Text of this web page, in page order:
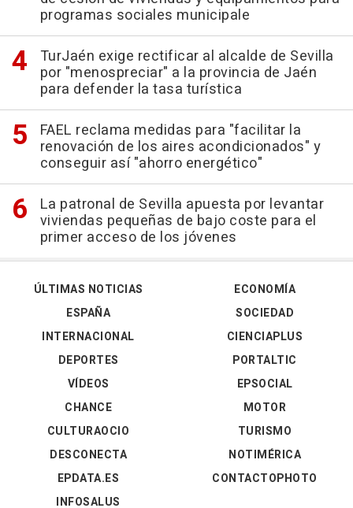
programas sociales municipale
TurJaén exige rectificar al alcalde de Sevilla
por "menospreciar" a la provincia de Jaén
para defender la tasa turística
FAEL reclama medidas para "facilitar la
renovación de los aires acondicionados" y
conseguir así "ahorro energético"
La patronal de Sevilla apuesta por levantar
viviendas pequeñas de bajo coste para el
primer acceso de los jóvenes
ÚLTIMAS NOTICIAS
ESPAÑA
INTERNACIONAL
DEPORTES
VÍDEOS
ECONOMÍA
SOCIEDAD
CIENCIAPLUS
PORTALTIC
EPSOCIAL
CHANCE
CULTURAOCIO
DESCONECTA
EPDATA.ES
INFOSALUS
MOTOR
TURISMO
NOTIMÉRICA
CONTACTOPHOTO